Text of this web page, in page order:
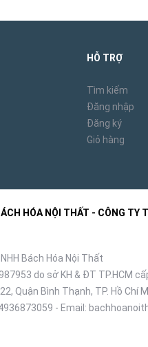
HỖ TRỢ
Tìm kiếm
Đăng nhập
Đăng ký
Giỏ hàng
HÓA NỘI THẤT - CÔNG TY
Bách Hóa Nội Thất
do sở KH & ĐT TP.HCM
Quận Bình Thạnh, TP. Hồ Chí
- Email: